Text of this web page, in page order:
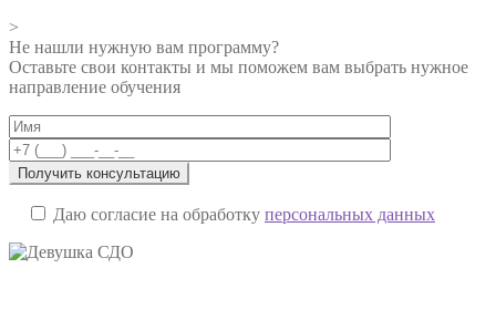
>
Не нашли нужную вам программу?
Оставьте свои контакты и мы поможем вам выбрать нужное
направление обучения
Даю согласие на обработку персональных данных